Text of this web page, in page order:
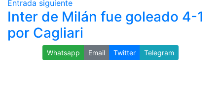
Entrada siguiente
Inter de Milán fue goleado 4-1
por Cagliari
Whatsapp Email Twitter Telegram